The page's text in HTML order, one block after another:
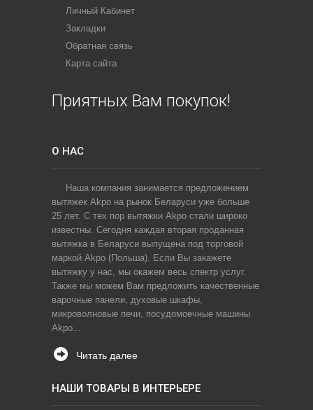
Личный Кабинет
Закладки
Обратная связь
Карта сайта
Приятных Вам покупок!
О НАС
Наша компания занимается предложением
вытяжек Akpo на рынок Беларуси уже больше
25 лет. С тех пор вытяжки Akpo стали широко
известны. Сегодня каждая вторая проданная
вытяжка в Беларуси выпущена под торговой
маркой Akpo (Польша). Если Вы закажете
вытяжку у нас, мы окажем весь спектр услуг.
Также мы можем Вам предложить качественные
варочные панели, духовые шкафы,
микроволновые печи, посудомоечные машины
Akpo...
Читать далее
НАШИ ТОВАРЫ В ИНТЕРЬЕРЕ